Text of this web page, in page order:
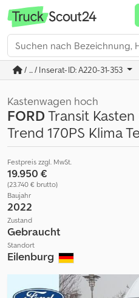
/ ... / Inserat-ID: A220-31-353
Kastenwagen hoch
FORDTransit
Trend 170PS Klima
Festpreis zzgl. MwSt.
19.950 €
(23.740 € brutto)
Baujahr
2022
Zustand
Gebraucht
Standort
Eilenburg